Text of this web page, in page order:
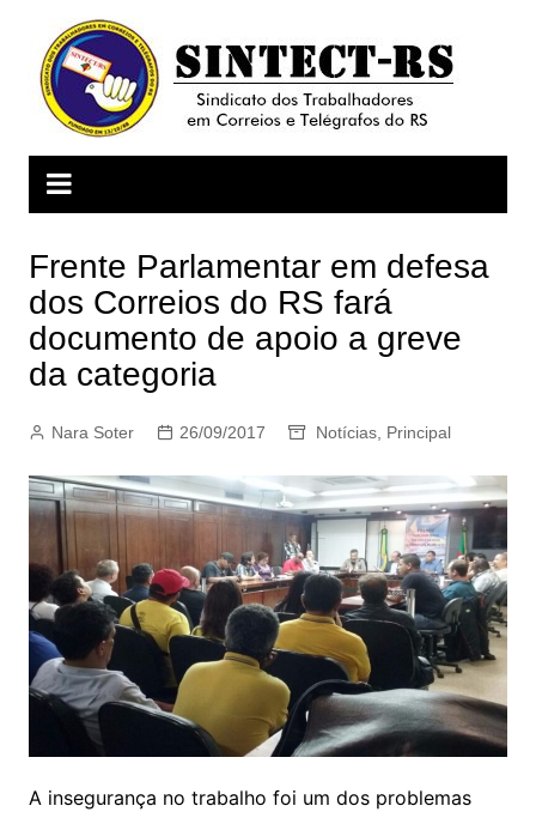
conteúdo
Frente Parlamentar em defesa
dos Correios do RS fará
documento de apoio a greve
da categoria
Nara Soter 26/09/2017 Notícias, Principal
A insegurança no trabalho foi um dos problemas